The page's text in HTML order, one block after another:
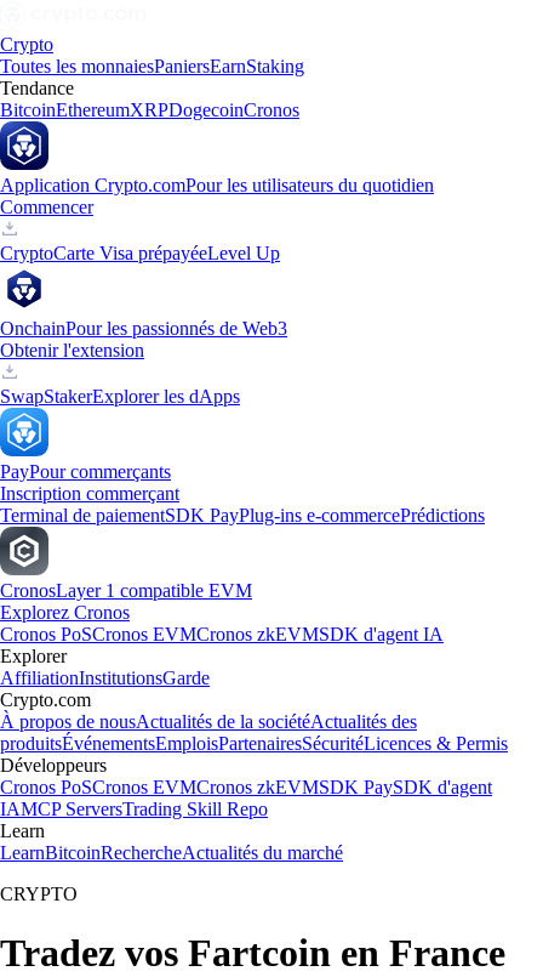
Crypto
Toutes les monnaiesPaniersEarnStaking
Tendance
BitcoinEthereumXRPDogecoinCronos
Application Crypto.comPour les utilisateurs du quotidien
Commencer
CryptoCarte Visa prépayéeLevel Up
OnchainPour les passionnés de Web3
Obtenir l'extension
SwapStakerExplorer les dApps
PayPour commerçants
Inscription commerçant
Terminal de paiementSDK PayPlug-ins e-commercePrédictions
CronosLayer 1 compatible EVM
Explorez Cronos
Cronos PoSCronos EVMCronos zkEVMSDK d'agent IA
Explorer
AffiliationInstitutionsGarde
Crypto.com
À propos de nousActualités de la sociétéActualités des
produitsÉvénementsEmploisPartenairesSécuritéLicences & Permis
Développeurs
Cronos PoSCronos EVMCronos zkEVMSDK PaySDK d'agent
IAMCP ServersTrading Skill Repo
Learn
LearnBitcoinRechercheActualités du marché
CRYPTO
Tradez vos Fartcoin en France